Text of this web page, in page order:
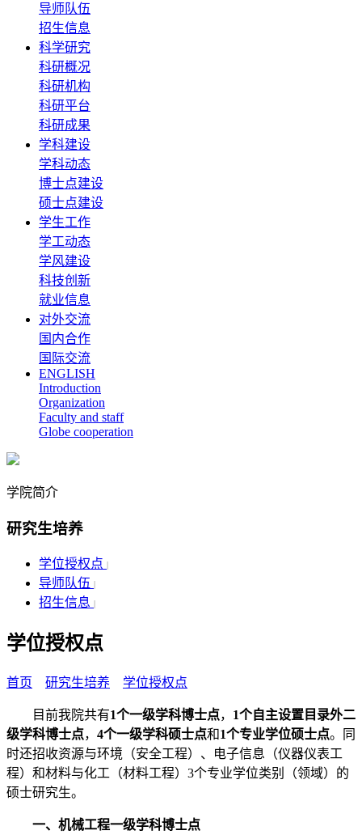
导师队伍
招生信息
科学研究
科研概况
科研机构
科研平台
科研成果
学科建设
学科动态
博士点建设
硕士点建设
学生工作
学工动态
学风建设
科技创新
就业信息
对外交流
国内合作
国际交流
ENGLISH
Introduction
Organization
Faculty and staff
Globe cooperation
学院简介
研究生培养
学位授权点 |
导师队伍 |
招生信息 |
学位授权点
首页 研究生培养 学位授权点
目前我院共有1个一级学科博士点， 1个自主设置目录外二
级学科博士点， 4个一级学科硕士点和1个专业学位硕士点。同
时还招收资源与环境（安全工程）、电子信息（仪器仪表工
程）和材料与化工（材料工程）3个专业学位类别（领域）的
硕士研究生。
一、机械工程一级学科博士点